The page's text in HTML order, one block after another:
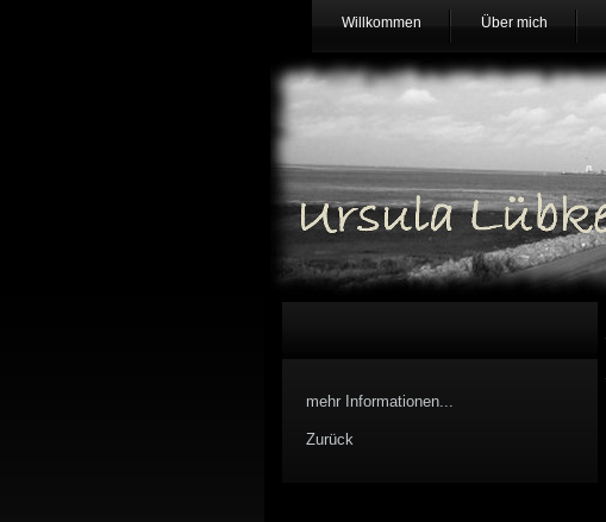
Willkommen Über mich
mehr Informationen...
Zurück